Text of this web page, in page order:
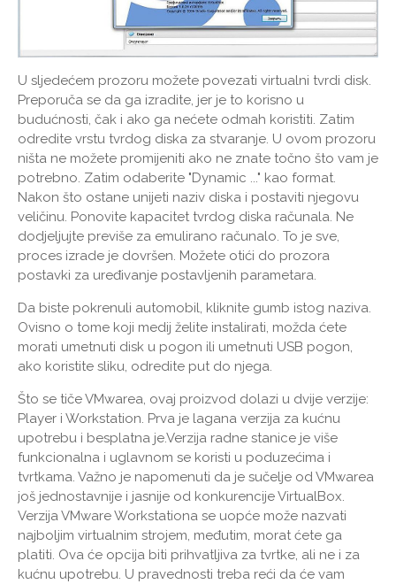
U sljedećem prozoru možete povezati virtualni tvrdi disk.
Preporuča se da ga izradite, jer je to korisno u
budućnosti, čak i ako ga nećete odmah koristiti. Zatim
odredite vrstu tvrdog diska za stvaranje. U ovom prozoru
ništa ne možete promijeniti ako ne znate točno što vam je
potrebno. Zatim odaberite "Dynamic ..." kao format.
Nakon što ostane unijeti naziv diska i postaviti njegovu
veličinu. Ponovite kapacitet tvrdog diska računala. Ne
dodjeljujte previše za emulirano računalo. To je sve,
proces izrade je dovršen. Možete otići do prozora
postavki za uređivanje postavljenih parametara.
Da biste pokrenuli automobil, kliknite gumb istog naziva.
Ovisno o tome koji medij želite instalirati, možda ćete
morati umetnuti disk u pogon ili umetnuti USB pogon,
ako koristite sliku, odredite put do njega.
Što se tiče VMwarea, ovaj proizvod dolazi u dvije verzije:
Player i Workstation. Prva je lagana verzija za kućnu
upotrebu i besplatna je.Verzija radne stanice je više
funkcionalna i uglavnom se koristi u poduzećima i
tvrtkama. Važno je napomenuti da je sučelje od VMwarea
još jednostavnije i jasnije od konkurencije VirtualBox.
Verzija VMware Workstationa se uopće može nazvati
najboljim virtualnim strojem, međutim, morat ćete ga
platiti. Ova će opcija biti prihvatljiva za tvrtke, ali ne i za
kućnu upotrebu. U pravednosti treba reći da će vam